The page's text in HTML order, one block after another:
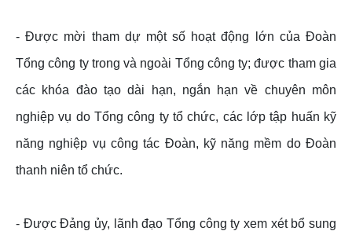
- Được mời tham dự một số hoạt động lớn của Đoàn
Tổng công ty trong và ngoài Tổng công ty; được tham gia
các khóa đào tạo dài hạn, ngắn hạn về chuyên môn
nghiệp vụ do Tổng công ty tổ chức, các lớp tập huấn kỹ
năng nghiệp vụ công tác Đoàn, kỹ năng mềm do Đoàn
thanh niên tổ chức.
- Được Đảng ủy, lãnh đạo Tổng công ty xem xét bổ sung